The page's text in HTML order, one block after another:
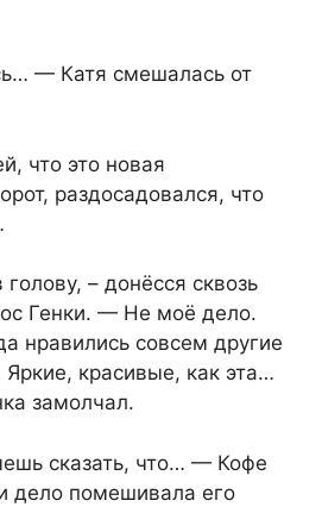
— Катя смешалась от
что это новая
раздосадовался, что
– донёсся сквозь
Генки. — Не моё дело.
нравились совсем другие
красивые, как эта…
замолчал.
сказать, что… — Кофе
дело помешивала его